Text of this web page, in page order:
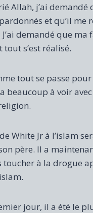
Allah, j’ai demandé
et qu’il me
demandé que
tout s’est réalisé.
tout se passe pour
beaucoup à voir
White Jr à l’islam
père. Il a
à la drogue
jour, il a été le